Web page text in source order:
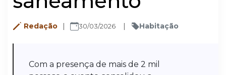
Redação 30/03/2026 Habitação
Com a presença de mais de 2 mil